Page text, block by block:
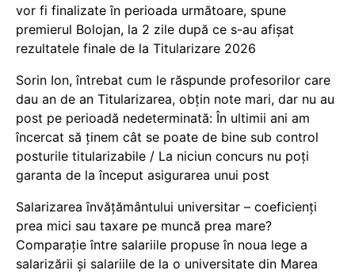
vor fi finalizate în perioada următoare, spune
premierul Bolojan, la 2 zile după ce s-au afișat
rezultatele finale de la Titularizare 2026
Sorin Ion, întrebat cum le răspunde profesorilor care
dau an de an Titularizarea, obțin note mari, dar nu au
post pe perioadă nedeterminată: În ultimii ani am
încercat să ținem cât se poate de bine sub control
posturile titularizabile / La niciun concurs nu poți
garanta de la început asigurarea unui post
Salarizarea învățământului universitar – coeficienți
prea mici sau taxare pe muncă prea mare?
Comparație între salariile propuse în noua lege a
salarizării și salariile de la o universitate din Marea